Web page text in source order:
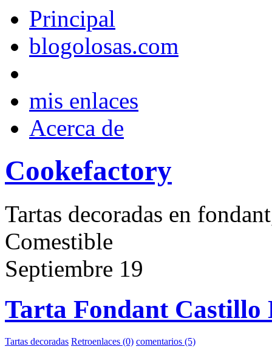
Principal
blogolosas.com
mis enlaces
Acerca de
Cookefactory
Tartas decoradas en
Comestible
Septiembre 19
Tarta Fondant Castillo
Tartas decoradas Retroenlaces (0) comentarios (5)